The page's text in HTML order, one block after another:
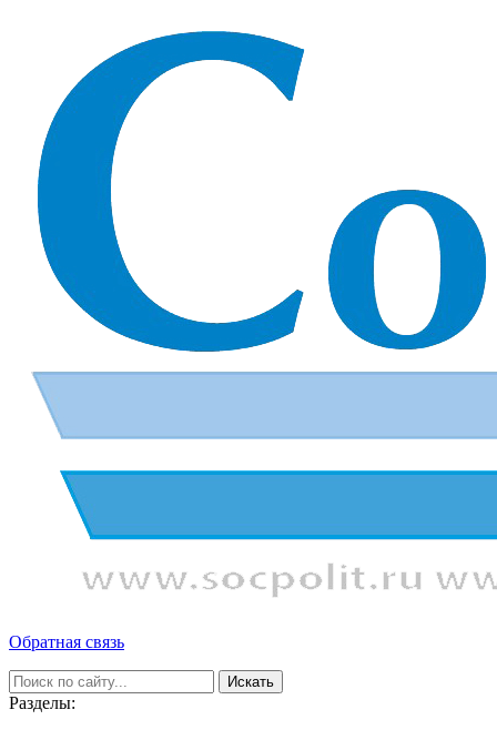
Обратная связь
Искать
Разделы: